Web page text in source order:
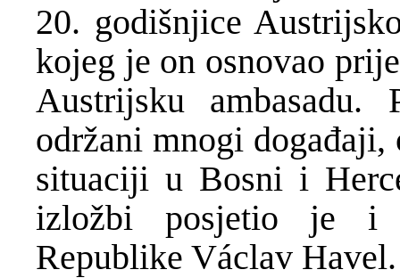
20. godišnjice
kojeg je on osnovao
Austrijsku
održani mnogi
situaciji u Bosni i
izložbi posjetio je i
Republike Václav Havel.